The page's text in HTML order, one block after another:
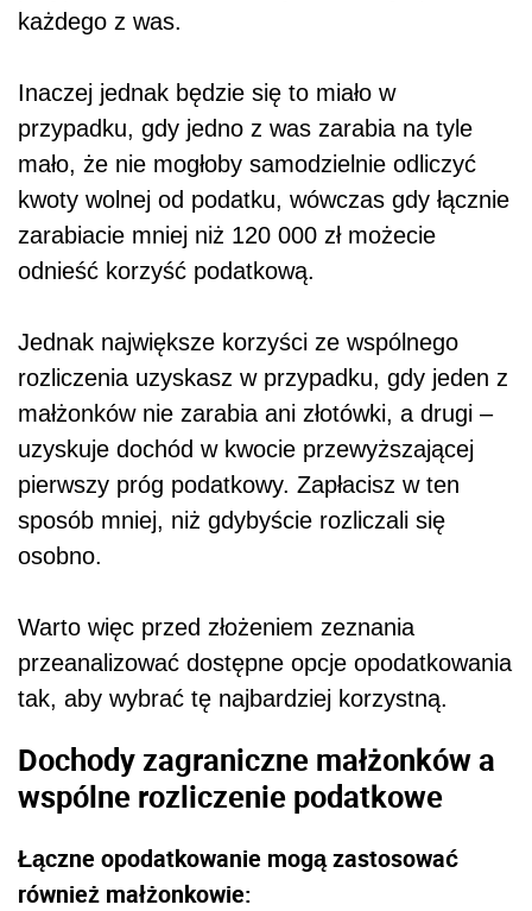
każdego z was.
Inaczej jednak będzie się to miało w
przypadku, gdy jedno z was zarabia na tyle
mało, że nie mogłoby samodzielnie odliczyć
kwoty wolnej od podatku, wówczas gdy łącznie
zarabiacie mniej niż 120 000 zł możecie
odnieść korzyść podatkową.
Jednak największe korzyści ze wspólnego
rozliczenia uzyskasz w przypadku, gdy jeden z
małżonków nie zarabia ani złotówki, a drugi –
uzyskuje dochód w kwocie przewyższającej
pierwszy próg podatkowy. Zapłacisz w ten
sposób mniej, niż gdybyście rozliczali się
osobno.
Warto więc przed złożeniem zeznania
przeanalizować dostępne opcje opodatkowania
tak, aby wybrać tę najbardziej korzystną.
Dochody zagraniczne małżonków a
wspólne rozliczenie podatkowe
Łączne opodatkowanie mogą zastosować
również małżonkowie: